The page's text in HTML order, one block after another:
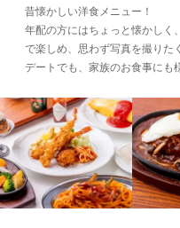
昔懐かしい洋食メニュー！
年配の方にはちょっと懐かしく
で楽しめ、思わず写真を撮りた
デートでも、家族のお食事にも